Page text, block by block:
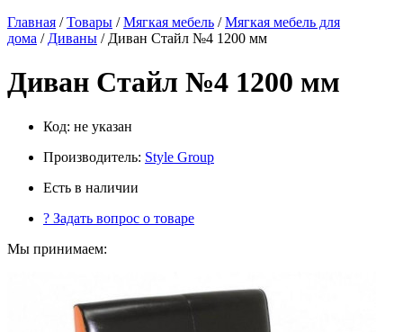
Главная /Товары /Мягкая мебель /Мягкая мебель для
дома / Диваны / Диван Стайл №4 1200 мм
Диван Стайл №4 1200 мм
Код: не указан
Производитель: Style Group
Есть в наличии
? Задать вопрос о товаре
Мы принимаем: